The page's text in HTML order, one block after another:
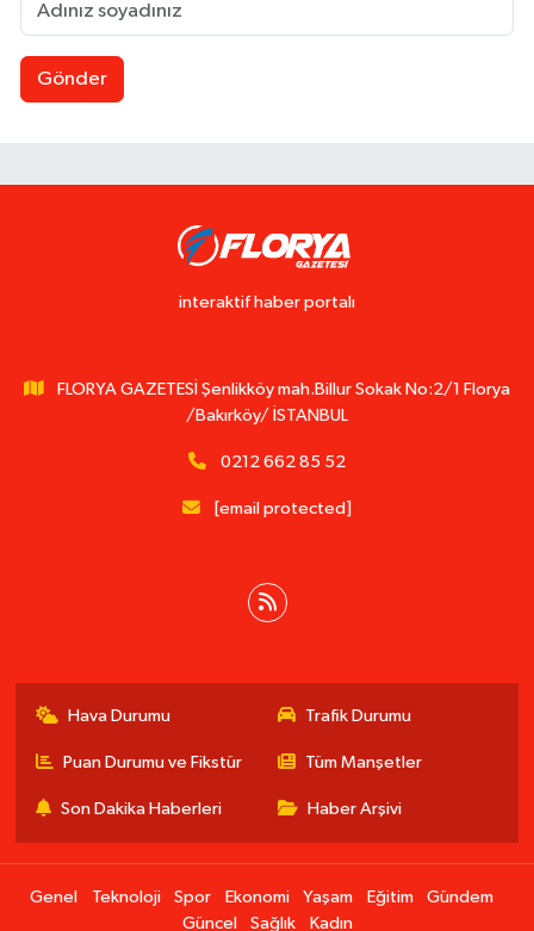
Gönder
interaktif haber portalı
FLORYA GAZETESİ Şenlikköy mah.Billur Sokak No:2/1 Florya
/Bakırköy/ İSTANBUL
0212 662 85 52
[email protected]
Hava Durumu Trafik Durumu
Puan Durumu ve Fikstür Tüm Manşetler
Son Dakika Haberleri Haber Arşivi
Genel Teknoloji Spor Ekonomi Yaşam Eğitim
Gündem
Güncel
Sağlık Kadın